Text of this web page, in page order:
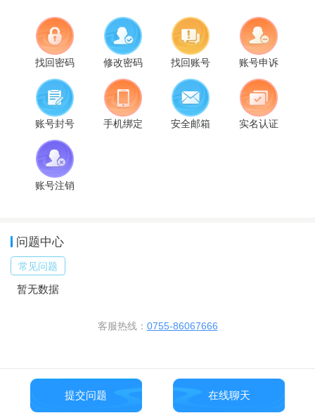
找回密码 修改密码 找回账号 账号申诉
账号封号 手机绑定 安全邮箱 实名认证
账号注销
问题中心
常见问题
暂无数据
客服热线： 0755-86067666
提交问题 在线聊天